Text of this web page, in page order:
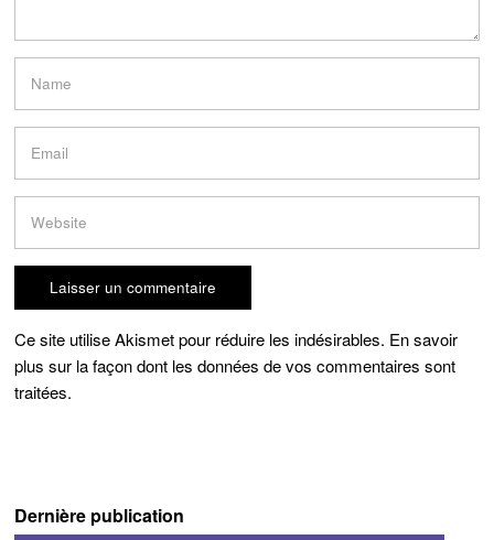
Ce site utilise Akismet pour réduire les indésirables. En savoir
plus sur la façon dont les données de vos commentaires sont
traitées.
Dernière publication